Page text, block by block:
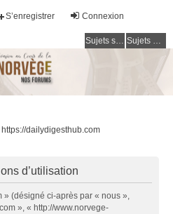
Connexion
S’enregistrer
Sujets sans réponse Sujets actifs
https://dailydigesthub.com
d’utilisation
» (désigné ci-après par « nous »,
», « http://www.norvege-